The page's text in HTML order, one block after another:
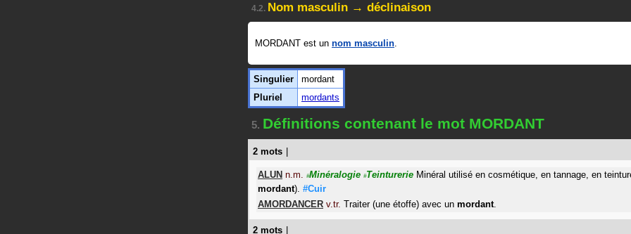
4.2. Nom masculin → déclinaison
MORDANT est un nom masculin.
Singulier
mordant
Pluriel
mordants
5. Définitions contenant le mot MORDANT
2 mots
ALUN n.m. #Minéralogie #Teinturerie Minéral utilisé en cosmétique, en tannage, en
mordant). #Cuir
AMORDANCER v.tr. Traiter (une étoffe) avec un mordant.
2 mots